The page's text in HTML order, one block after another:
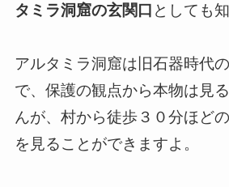
タミラ洞窟の玄関口 としても
アルタミラ洞窟は旧石器時代
で、保護の観点から本物は見
んが、村から徒歩３０分ほど
を見ることができますよ。